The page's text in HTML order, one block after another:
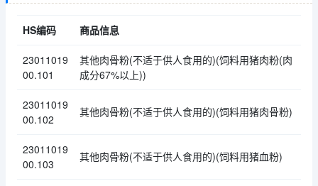
HS编码 商品信息
23011019
00.101
其他肉骨粉(不适于供人食用的)(饲料用猪肉粉(肉
成分67%以上))
23011019
00.102
其他肉骨粉(不适于供人食用的)(饲料用猪肉骨粉)
23011019
00.103
其他肉骨粉(不适于供人食用的)(饲料用猪血粉)